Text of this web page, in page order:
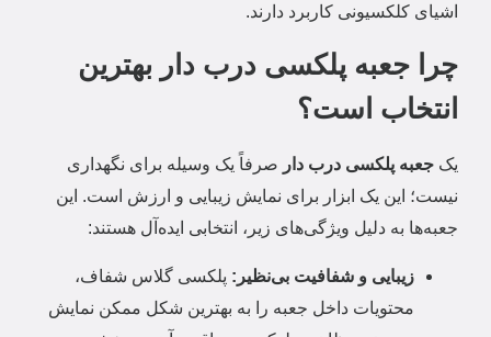
اشیای کلکسیونی کاربرد دارند.
چرا جعبه پلکسی درب دار بهترین
انتخاب است؟
یک جعبه پلکسی درب دار صرفاً یک وسیله برای نگهداری
نیست؛ این یک ابزار برای نمایش زیبایی و ارزش است. این
جعبه‌ها به دلیل ویژگی‌های زیر، انتخابی ایده‌آل هستند:
زیبایی و شفافیت بی‌نظیر: پلکسی گلاس شفاف،
محتویات داخل جعبه را به بهترین شکل ممکن نمایش